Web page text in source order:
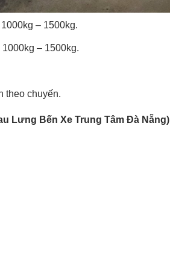
– 1500kg.
– 1500kg.
theo chuyến.
Lưng Bến Xe Trung Tâm Đà Nẵng)